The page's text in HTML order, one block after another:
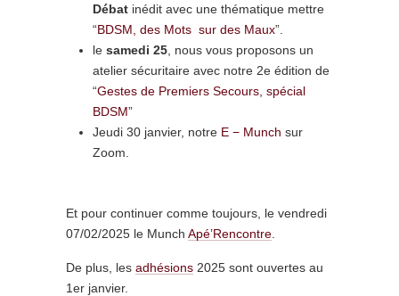
Débat inédit avec une thématique mettre
“BDSM, des Mots sur des Maux”.
le samedi 25 , nous vous proposons un
atelier sécuritaire avec notre 2e édition de
“Gestes de Premiers Secours, spécial
BDSM”
Jeudi 30 janvier, notre E − Munch sur
Zoom.
Et pour continuer comme toujours, le vendredi
07/02/2025 le Munch Apé’Rencontre
De plus, les adhésions 2025 sont ouvertes au
1er janvier.